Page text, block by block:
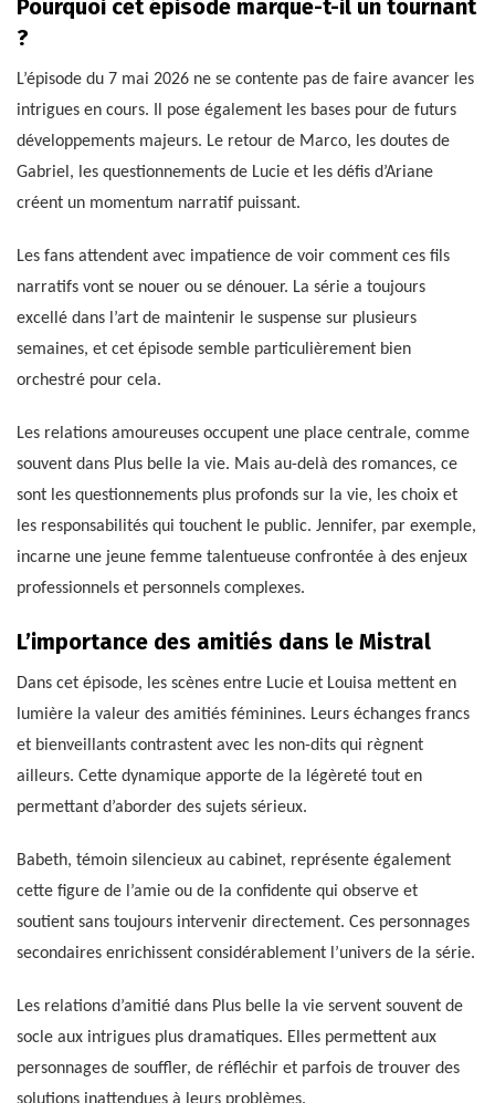
Pourquoi cet épisode marque-t-il un tournant
?
L’épisode du 7 mai 2026 ne se contente pas de faire avancer les
intrigues en cours. Il pose également les bases pour de futurs
développements majeurs. Le retour de Marco, les doutes de
Gabriel, les questionnements de Lucie et les défis d’Ariane
créent un momentum narratif puissant.
Les fans attendent avec impatience de voir comment ces fils
narratifs vont se nouer ou se dénouer. La série a toujours
excellé dans l’art de maintenir le suspense sur plusieurs
semaines, et cet épisode semble particulièrement bien
orchestré pour cela.
Les relations amoureuses occupent une place centrale, comme
souvent dans Plus belle la vie. Mais au-delà des romances, ce
sont les questionnements plus profonds sur la vie, les choix et
les responsabilités qui touchent le public. Jennifer, par exemple,
incarne une jeune femme talentueuse confrontée à des enjeux
professionnels et personnels complexes.
L’importance des amitiés dans le Mistral
Dans cet épisode, les scènes entre Lucie et Louisa mettent en
lumière la valeur des amitiés féminines. Leurs échanges francs
et bienveillants contrastent avec les non-dits qui règnent
ailleurs. Cette dynamique apporte de la légèreté tout en
permettant d’aborder des sujets sérieux.
Babeth, témoin silencieux au cabinet, représente également
cette figure de l’amie ou de la confidente qui observe et
soutient sans toujours intervenir directement. Ces personnages
secondaires enrichissent considérablement l’univers de la série.
Les relations d’amitié dans Plus belle la vie servent souvent de
socle aux intrigues plus dramatiques. Elles permettent aux
personnages de souffler, de réfléchir et parfois de trouver des
solutions inattendues à leurs problèmes.